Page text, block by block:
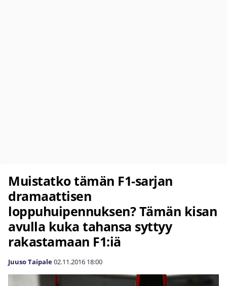
Muistatko tämän F1-sarjan
dramaattisen
loppuhuipennuksen? Tämän kisan
avulla kuka tahansa syttyy
rakastamaan F1:iä
Juuso Taipale02.11.2016 18:00